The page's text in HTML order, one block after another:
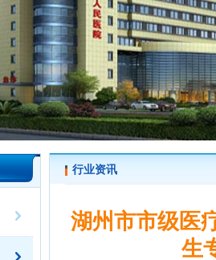
行业资讯
湖州市市级医
生